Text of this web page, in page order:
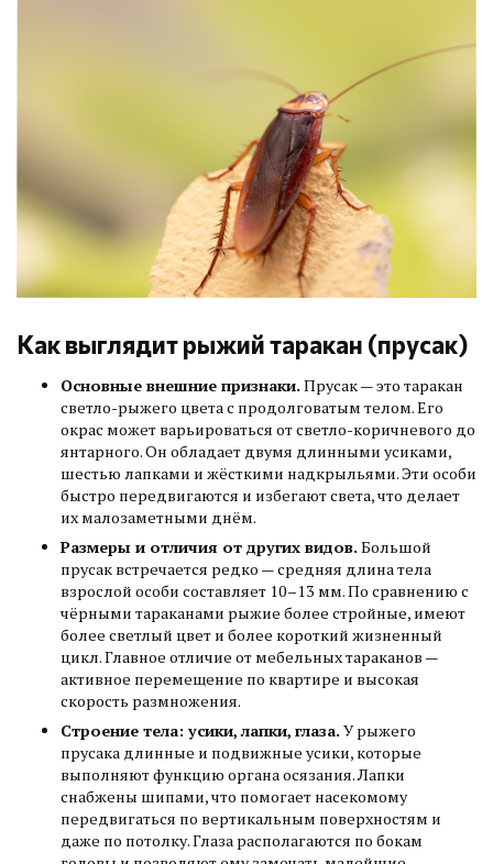
Как выглядит рыжий таракан (прусак)
Основные внешние признаки.Прусак — это таракан
светло-рыжего цвета с продолговатым телом. Его
окрас может варьироваться от светло-коричневого до
янтарного. Он обладает двумя длинными усиками,
шестью лапками и жёсткими надкрыльями. Эти особи
быстро передвигаются и избегают света, что делает
их малозаметными днём.
Размеры и отличия от других видов.Большой
прусак встречается редко — средняя длина тела
взрослой особи составляет 10–13 мм. По сравнению с
чёрными тараканами рыжие более стройные, имеют
более светлый цвет и более короткий жизненный
цикл. Главное отличие от мебельных тараканов —
активное перемещение по квартире и высокая
скорость размножения.
Строение тела: усики, лапки, глаза.У рыжего
прусака длинные и подвижные усики, которые
выполняют функцию органа осязания. Лапки
снабжены шипами, что помогает насекомому
передвигаться по вертикальным поверхностям и
даже по потолку. Глаза располагаются по бокам